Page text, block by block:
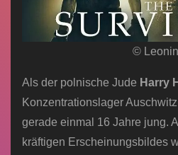
©
Als der polnische Jude Harry
Konzentrationslager
gerade einmal 16 Jahre jung.
kräftigen Erscheinungsbildes